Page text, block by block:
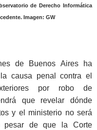
de Derecho Informática
Imagen: GW
de Buenos Aires ha
causa penal contra el
por robo de
que revelar dónde
y el ministerio no será
pesar de que la Corte